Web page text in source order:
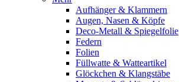
Aufhänger & Klammern
Augen, Nasen & Köpfe
Deco-Metall & Spiegelfolie
Federn
Folien
Füllwatte & Watteartikel
Glöckchen & Klangstäbe